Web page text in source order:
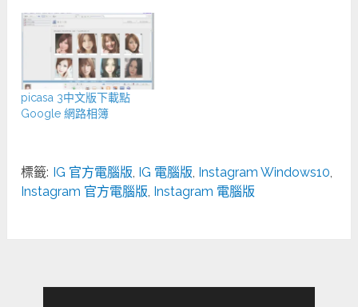
picasa 3中文版下載點
Google 網路相簿
標籤: IG 官方電腦版, IG 電腦版, Instagram Windows10,
Instagram 官方電腦版, Instagram 電腦版